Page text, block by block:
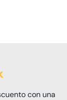
con una